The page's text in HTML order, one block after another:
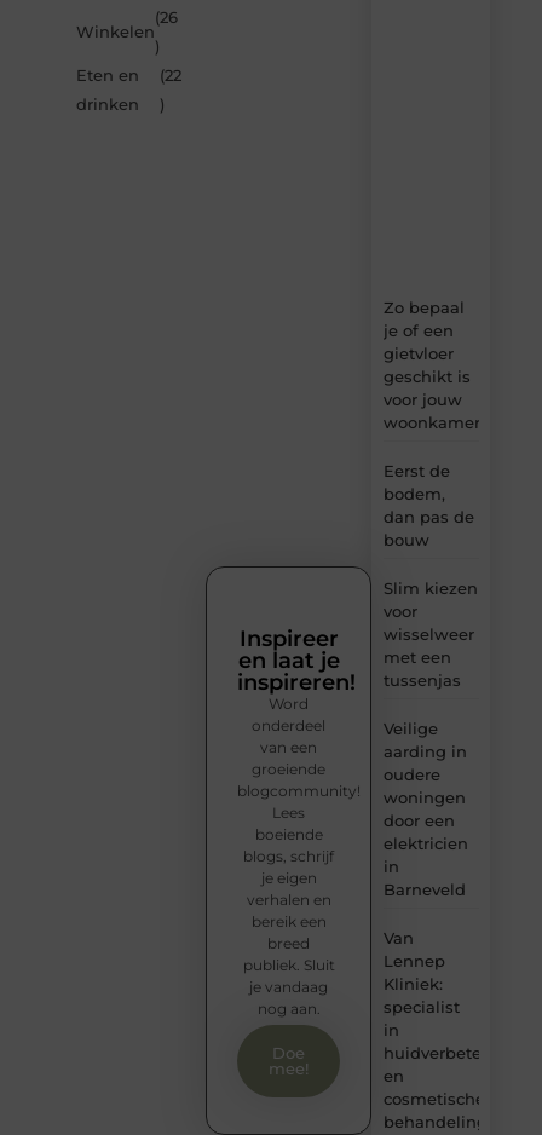
Winkelen
(26
)
Eten en
drinken
(22
)
Zo bepaal
je of een
gietvloer
geschikt is
voor jouw
woonkamer
Eerst de
bodem,
dan pas de
bouw
Slim kiezen
voor
wisselweer
met een
tussenjas
Veilige
aarding in
oudere
woningen
door een
elektricien
in
Barneveld
Van
Lennep
Kliniek:
specialist
in
huidverbetering
en
cosmetische
behandelingen
Inspireer
en laat je
inspireren!
Word
onderdeel
van een
groeiende
blogcommunity!
Lees
boeiende
blogs, schrijf
je eigen
verhalen en
bereik een
breed
publiek. Sluit
je vandaag
nog aan.
Doe
mee!